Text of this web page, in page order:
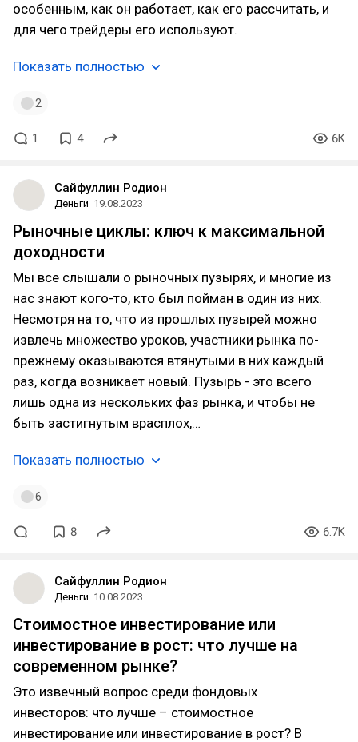
особенным, как он работает, как его рассчитать, и
для чего трейдеры его используют.
Показать полностью
2
1 4 6K
Сайфуллин Родион
Деньги 19.08.2023
Рыночные циклы: ключ к максимальной
доходности
Мы все слышали о рыночных пузырях, и многие из
нас знают кого-то, кто был пойман в один из них.
Несмотря на то, что из прошлых пузырей можно
извлечь множество уроков, участники рынка по-
прежнему оказываются втянутыми в них каждый
раз, когда возникает новый. Пузырь - это всего
лишь одна из нескольких фаз рынка, и чтобы не
быть застигнутым врасплох,…
Показать полностью
6
8 6.7K
Сайфуллин Родион
Деньги 10.08.2023
Стоимостное инвестирование или
инвестирование в рост: что лучше на
современном рынке?
Это извечный вопрос среди фондовых
инвесторов: что лучше – стоимостное
инвестирование или инвестирование в рост? В